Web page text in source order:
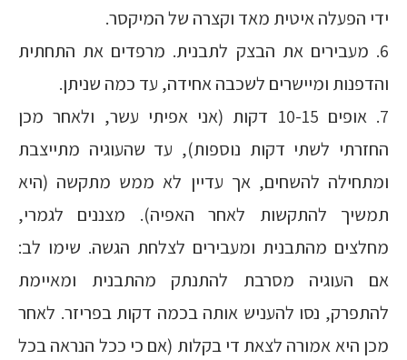
ידי הפעלה איטית מאד וקצרה של המיקסר.
6. מעבירים את הבצק לתבנית. מרפדים את התחתית
והדפנות ומיישרים לשכבה אחידה, עד כמה שניתן.
7. אופים 10-15 דקות (אני אפיתי עשר, ולאחר מכן
החזרתי לשתי דקות נוספות), עד שהעוגיה מתייצבת
ומתחילה להשחים, אך עדיין לא ממש מתקשה (היא
תמשיך להתקשות לאחר האפיה). מצננים לגמרי,
מחלצים מהתבנית ומעבירים לצלחת הגשה. שימו לב:
אם העוגיה מסרבת להתנתק מהתבנית ומאיימת
להתפרק, נסו להעניש אותה בכמה דקות בפריזר. לאחר
מכן היא אמורה לצאת די בקלות (אם כי ככל הנראה בכל